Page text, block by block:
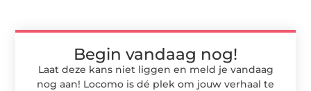
Begin vandaag nog!
Laat deze kans niet liggen en meld je vandaag
nog aan! Locomo is dé plek om jouw verhaal te